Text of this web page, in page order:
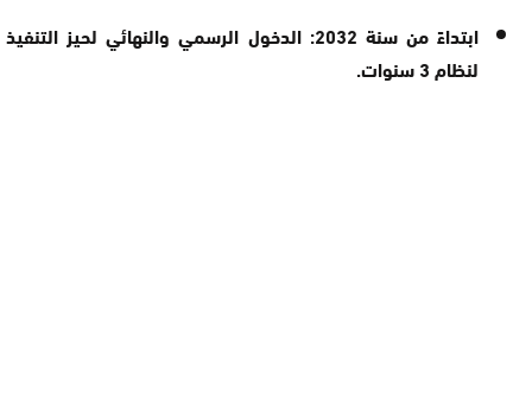
ابتداءً من سنة 2032:
الدخول الرسمي والنهائي لحيز التنفيذ
لنظام3 سنوات .